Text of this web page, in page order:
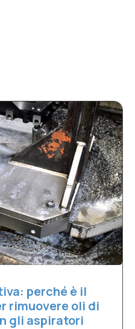
perché è il
rimuovere oli di
gli aspiratori